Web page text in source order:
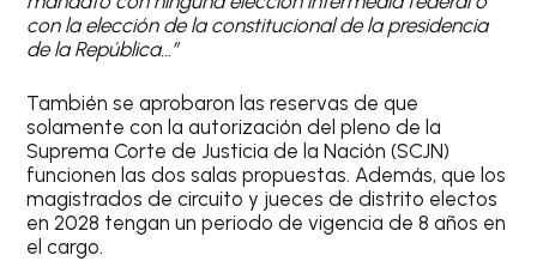
con la elección de la constitucional de la presidencia
de la República…”
También se aprobaron las reservas de que
solamente con la autorización del pleno de la
Suprema Corte de Justicia de la Nación (SCJN)
funcionen las dos salas propuestas. Además, que los
magistrados de circuito y jueces de distrito electos
en 2028 tengan un periodo de vigencia de 8 años en
el cargo.